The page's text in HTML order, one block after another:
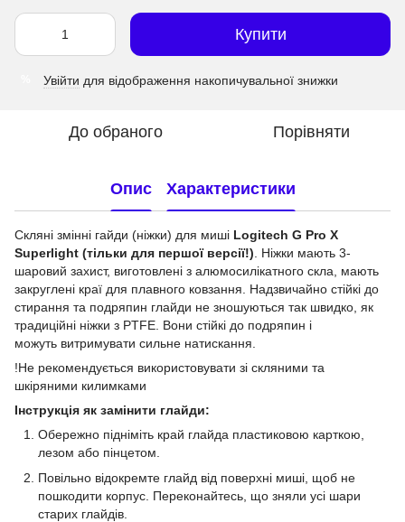
Купити
Увійти для відображення накопичувальної знижки
До обраного Порівняти
Опис Характеристики
Скляні змінні гайди (ніжки) для миші Logitech G Pro X
Superlight (тільки для першої версії!) . Ніжки мають 3-
шаровий захист, виготовлені з алюмосилікатного скла, мають
закруглені краї для плавного ковзання. Надзвичайно стійкі до
стирання та подряпин глайди не зношуються так швидко, як
традиційні ніжки з PTFE. Вони стійкі до подряпин і
можуть витримувати сильне натискання.
!Не рекомендується використовувати зі скляними та
шкіряними килимками
Інструкція як замінити глайди:
Обережно підніміть край глайда пластиковою карткою,
лезом або пінцетом.
Повільно відокремте глайд від поверхні миші, щоб не
пошкодити корпус. Переконайтесь, що зняли усі шари
старих глайдів.